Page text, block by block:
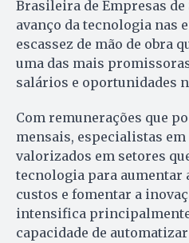
Brasileira de Empresas de
avanço da tecnologia nas
escassez de mão de obra
uma das mais
salários e oportunidades
Com remunerações que
mensais, especialistas em
valorizados em setores
tecnologia para aumentar
custos e fomentar a
intensifica
capacidade de